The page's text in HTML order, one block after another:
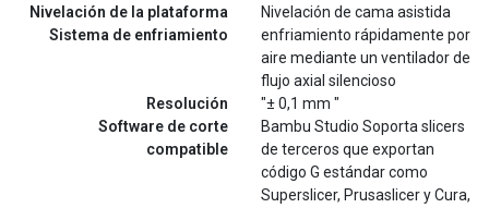
Nivelación de la plataforma
Nivelación de cama asistida
Sistema de enfriamiento
enfriamiento rápidamente por
aire mediante un ventilador de
flujo axial silencioso
Resolución
"± 0,1 mm "
Software de corte
compatible
Bambu Studio Soporta slicers
de terceros que exportan
código G estándar como
Superslicer, Prusaslicer y Cura,